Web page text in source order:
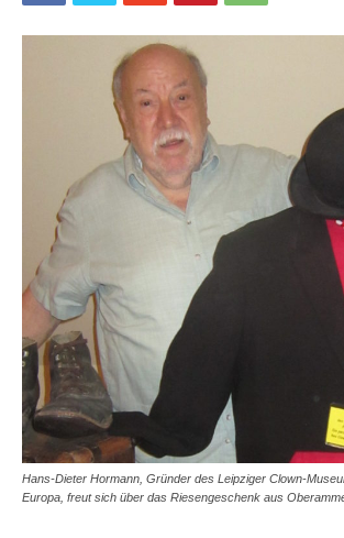
Hans-Dieter Hormann, Gründer des Leipziger Clown-
Europa, freut sich über das Riesengeschenk aus